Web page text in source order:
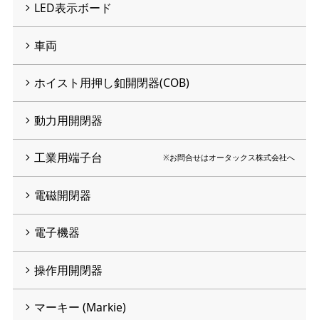
LED表示ボード
車両
ホイスト用押し釦開閉器(COB)
動力用開閉器
工業用端子台 ※お問合せはオータックス株式会社へ
電磁開閉器
電子機器
操作用開閉器
マーキー (Markie)